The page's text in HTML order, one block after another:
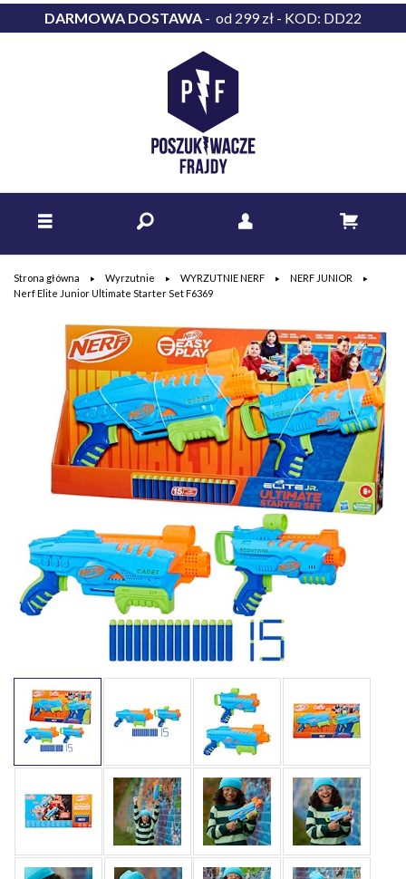
DARMOWA DOSTAWA - od 299 zł - KOD: DD22
Strona główna Wyrzutnie WYRZUTNIE NERF
NERF JUNIOR
Nerf Elite Junior Ultimate Starter Set F6369